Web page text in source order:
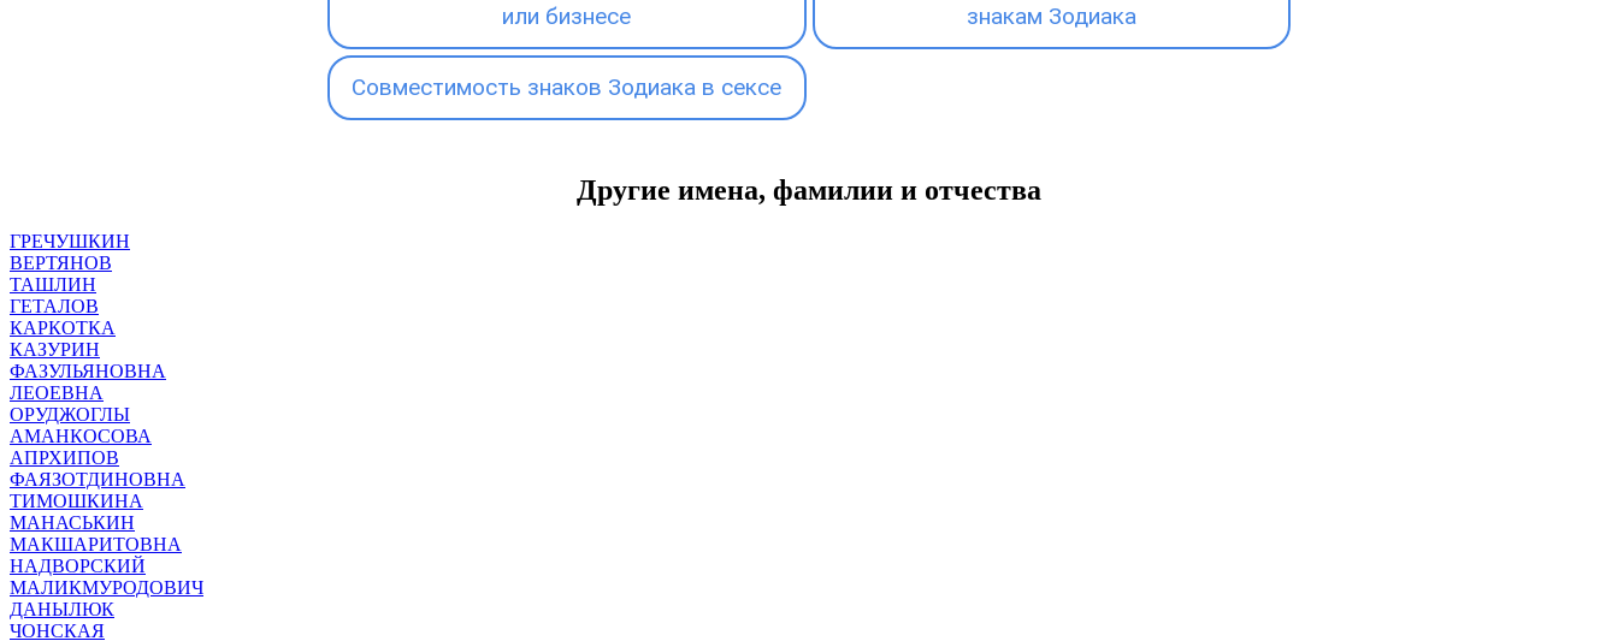
или бизнесе знакам Зодиака
Совместимость знаков Зодиака в сексе
Другие имена, фамилии и отчества
ГРЕЧУШКИН
ВЕРТЯНОВ
ТАШЛИН
ГЕТАЛОВ
КАРКОТКА
КАЗУРИН
ФАЗУЛЬЯНОВНА
ЛЕОЕВНА
ОРУДЖОГЛЫ
АМАНКОСОВА
АПРХИПОВ
ФАЯЗОТДИНОВНА
ТИМОШКИНА
МАНАСЬКИН
МАКШАРИТОВНА
НАДВОРСКИЙ
МАЛИКМУРОДОВИЧ
ДАНЫЛЮК
ЧОНСКАЯ